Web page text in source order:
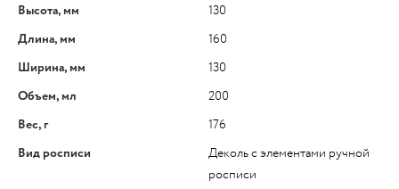
Высота, мм
130
Длина, мм
160
Ширина, мм
130
Объем, мл
200
Вес, г
176
Вид росписи
Деколь с элементами ручной
росписи